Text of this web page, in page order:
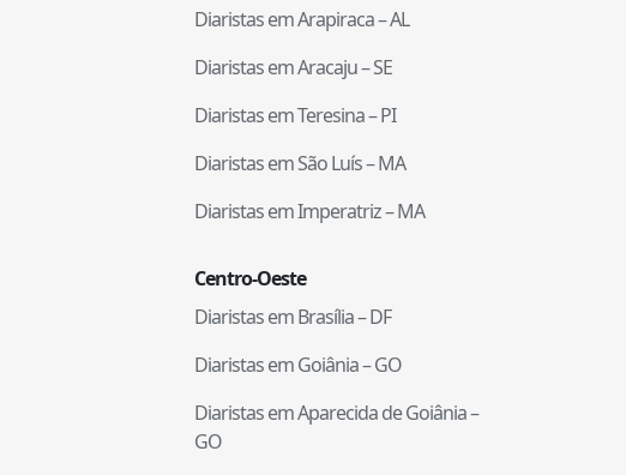
Diaristas emArapiraca–AL
Diaristas emAracaju–SE
Diaristas emTeresina–PI
Diaristas emSão Luís–MA
Diaristas emImperatriz–MA
Centro-Oeste
Diaristas emBrasília–DF
Diaristas emGoiânia–GO
Diaristas emAparecida de Goiânia–
GO